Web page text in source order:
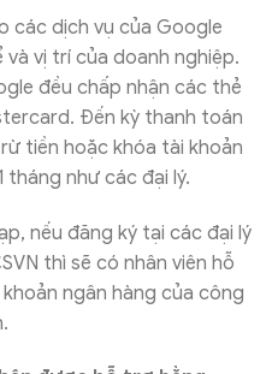
các dịch vụ của Google
vị trí của doanh nghiệp.
đều chấp nhận các thẻ
Đến kỳ thanh toán
tiền hoặc khóa tài khoản
như các đại lý.
nếu đăng ký tại các đại lý
thì sẽ có nhân viên hỗ
ngân hàng của công